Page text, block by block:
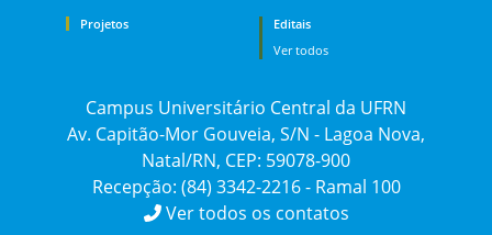
Projetos
Editais
Ver todos
Campus Universitário Central da UFRN
Av. Capitão-Mor Gouveia, S/N - Lagoa Nova,
Natal/RN, CEP: 59078-900
Recepção: (84) 3342-2216 - Ramal 100
Ver todos os contatos